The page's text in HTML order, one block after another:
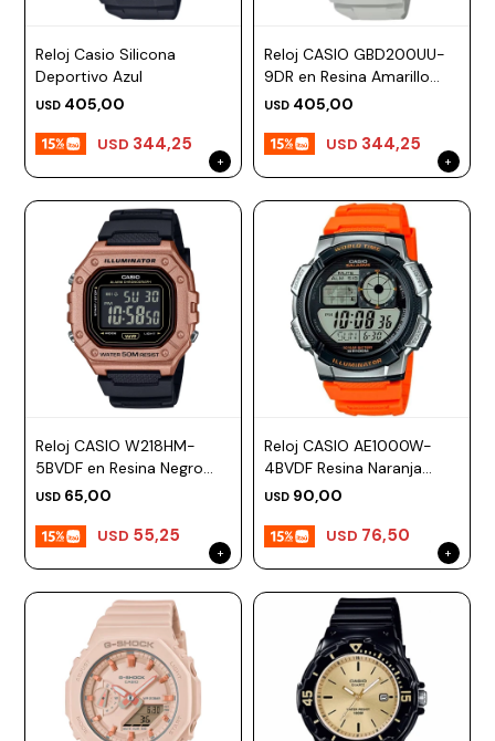
Reloj Casio Silicona
Deportivo Azul
USD 405,00
USD 344,25
Reloj CASIO GBD200UU-
9DR en Resina Amarillo
Esfera 48mm
USD 405,00
USD 344,25
Reloj CASIO W218HM-
5BVDF en Resina Negro
Esfera 43mm
USD 65,00
USD 55,25
Reloj CASIO AE1000W-
4BVDF Resina Naranja
Esfera 43mm
USD 90,00
USD 76,50